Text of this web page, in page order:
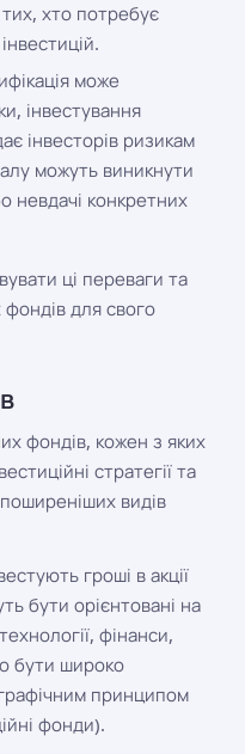
хто потребує
може
інвестування
інвесторів ризикам
можуть виникнути
невдачі конкретних
ці переваги та
для свого
фондів, кожен з яких
стратегії та
видів
гроші в акції
бути орієнтовані на
фінанси,
бути широко
принципом
фонди).